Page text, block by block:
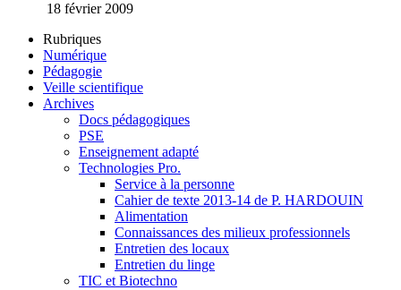
18 février 2009
Rubriques
Numérique
Pédagogie
Veille scientifique
Archives
Docs pédagogiques
PSE
Enseignement adapté
Technologies Pro.
Service à la personne
Cahier de texte 2013-14 de P. HARDOUIN
Alimentation
Connaissances des milieux professionnels
Entretien des locaux
Entretien du linge
TIC et Biotechno